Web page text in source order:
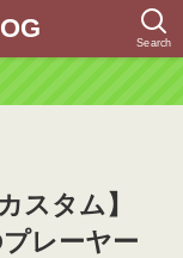
Search
スタム】
レーヤー